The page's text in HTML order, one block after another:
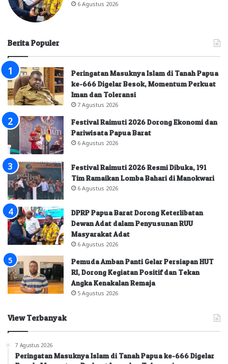
6 Agustus 2026
Berita Populer
Peringatan Masuknya Islam di Tanah Papua
ke-666 Digelar Besok, Momentum Perkuat
Iman dan Toleransi
7 Agustus 2026
Festival Raimuti 2026 Dorong Ekonomi dan
Pariwisata Papua Barat
6 Agustus 2026
Festival Raimuti 2026 Resmi Dibuka, 191
Tim Ramaikan Lomba Bahari di Manokwari
6 Agustus 2026
DPRP Papua Barat Dorong Keterlibatan
Dewan Adat dalam Penyusunan RUU
Masyarakat Adat
6 Agustus 2026
Pemuda Amban Panti Gelar Persiapan HUT
RI, Dorong Kegiatan Positif dan Tekan
Angka Kenakalan Remaja
5 Agustus 2026
View Terbanyak
7 Agustus 2026
Peringatan Masuknya Islam di Tanah Papua ke-666 Digelar